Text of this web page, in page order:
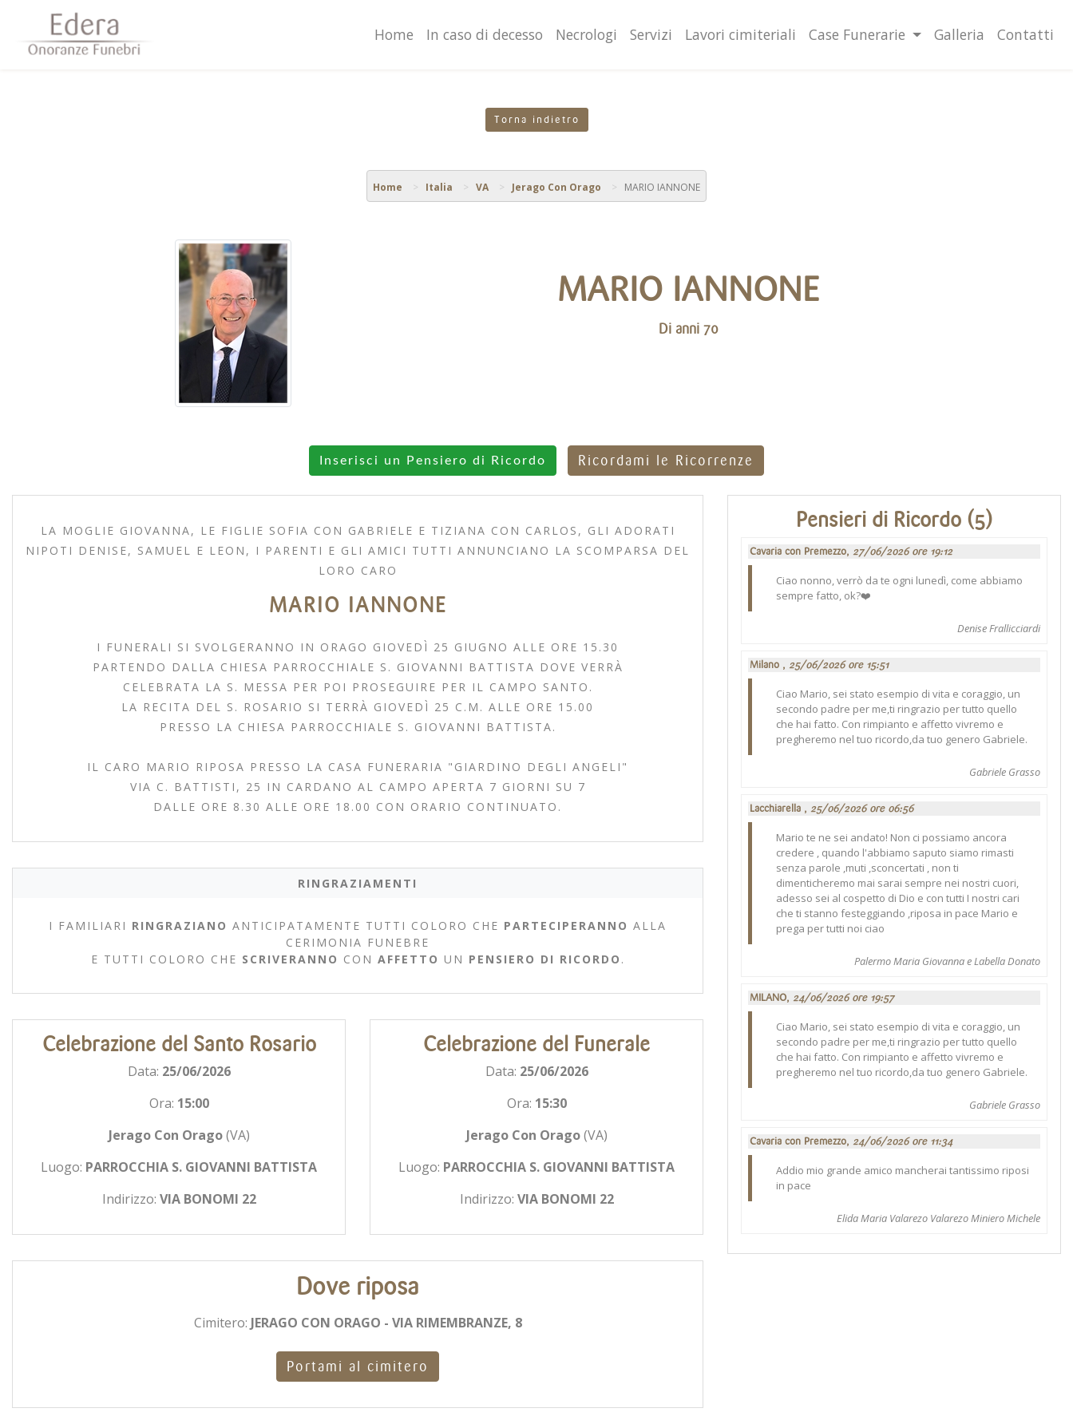
Home In caso di decesso Necrologi Servizi Lavori cimiteriali Case Funerarie Galleria Contatti
Torna indietro
Home Italia VA Jerago Con Orago MARIO IANNONE
MARIO IANNONE
Di anni 70
Inserisci un Pensiero di Ricordo Ricordami le Ricorrenze
LA MOGLIE GIOVANNA, LE FIGLIE SOFIA CON GABRIELE E TIZIANA CON CARLOS, GLI ADORATI
NIPOTI DENISE, SAMUEL E LEON, I PARENTI E GLI AMICI TUTTI ANNUNCIANO LA SCOMPARSA DEL
LORO CARO
MARIO IANNONE
I FUNERALI SI SVOLGERANNO IN ORAGO GIOVEDÌ 25 GIUGNO ALLE ORE 15.30
PARTENDO DALLA CHIESA PARROCCHIALE S. GIOVANNI BATTISTA DOVE VERRÀ
CELEBRATA LA S. MESSA PER POI PROSEGUIRE PER IL CAMPO SANTO.
LA RECITA DEL S. ROSARIO SI TERRÀ GIOVEDÌ 25 C.M. ALLE ORE 15.00
PRESSO LA CHIESA PARROCCHIALE S. GIOVANNI BATTISTA.
IL CARO MARIO RIPOSA PRESSO LA CASA FUNERARIA "GIARDINO DEGLI ANGELI"
VIA C. BATTISTI, 25 IN CARDANO AL CAMPO APERTA 7 GIORNI SU 7
DALLE ORE 8.30 ALLE ORE 18.00 CON ORARIO CONTINUATO.
RINGRAZIAMENTI
I FAMILIARI RINGRAZIANO ANTICIPATAMENTE TUTTI COLORO CHE PARTECIPERANNO ALLA
CERIMONIA FUNEBRE
E TUTTI COLORO CHE SCRIVERANNO CON AFFETTO UN PENSIERO DI RICORDO .
Celebrazione del Santo Rosario
Data: 25/06/2026
Ora: 15:00
Jerago Con Orago(VA)
Luogo: PARROCCHIA S. GIOVANNI BATTISTA
Indirizzo: VIA BONOMI 22
Celebrazione del Funerale
Data: 25/06/2026
Ora: 15:30
Jerago Con Orago(VA)
Luogo: PARROCCHIA S. GIOVANNI BATTISTA
Indirizzo: VIA BONOMI 22
Dove riposa
Cimitero: JERAGO CON ORAGO - VIA RIMEMBRANZE, 8
Portami al cimitero
Pensieri di Ricordo (5)
Cavaria con Premezzo, 27/06/2026 ore 19:12
Ciao nonno, verrò da te ogni lunedì, come abbiamo
sempre fatto, ok?❤️
Denise Frallicciardi
Milano , 25/06/2026 ore 15:51
Ciao Mario, sei stato esempio di vita e coraggio, un
secondo padre per me,ti ringrazio per tutto quello
che hai fatto. Con rimpianto e affetto vivremo e
pregheremo nel tuo ricordo,da tuo genero Gabriele.
Gabriele Grasso
Lacchiarella , 25/06/2026 ore 06:56
Mario te ne sei andato! Non ci possiamo ancora
credere , quando l'abbiamo saputo siamo rimasti
senza parole ,muti ,sconcertati , non ti
dimenticheremo mai sarai sempre nei nostri cuori,
adesso sei al cospetto di Dio e con tutti I nostri cari
che ti stanno festeggiando ,riposa in pace Mario e
prega per tutti noi ciao
Palermo Maria Giovanna e Labella Donato
MILANO, 24/06/2026 ore 19:57
Ciao Mario, sei stato esempio di vita e coraggio, un
secondo padre per me,ti ringrazio per tutto quello
che hai fatto. Con rimpianto e affetto vivremo e
pregheremo nel tuo ricordo,da tuo genero Gabriele.
Gabriele Grasso
Cavaria con Premezzo, 24/06/2026 ore 11:34
Addio mio grande amico mancherai tantissimo riposi
in pace
Elida Maria Valarezo Valarezo Miniero Michele
Questo sito o gli strumenti terzi da questo utilizzati si avvalgono di cookie necessari al funzionamento ed utili alle finalità illustrate nella cookie policy. Chiudendo questo banner,
scorrendo questa pagina, cliccando su un link o proseguendo la navigazione in altra maniera, acconsenti all'uso dei cookie. Ulteriori informazioni OK